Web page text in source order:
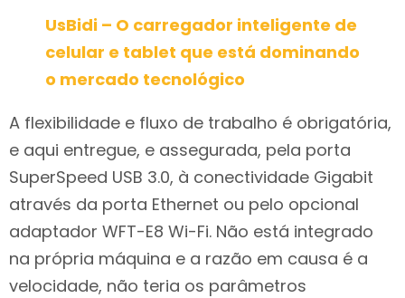
UsBidi – O carregador inteligente de
celular e tablet que está dominando
o mercado tecnológico
A flexibilidade e fluxo de trabalho é obrigatória,
e aqui entregue, e assegurada, pela porta
SuperSpeed USB 3.0, à conectividade Gigabit
através da porta Ethernet ou pelo opcional
adaptador WFT-E8 Wi-Fi. Não está integrado
na própria máquina e a razão em causa é a
velocidade, não teria os parâmetros